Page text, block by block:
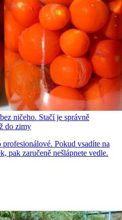
ničeho. Stačí je správně
do zimy
Pokud vsadíte na
pak zaručeně nešlápnete vedle.